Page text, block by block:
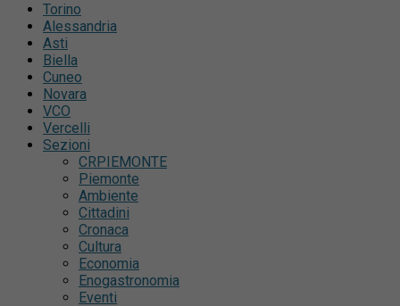
Torino
Alessandria
Asti
Biella
Cuneo
Novara
VCO
Vercelli
Sezioni
CRPIEMONTE
Piemonte
Ambiente
Cittadini
Cronaca
Cultura
Economia
Enogastronomia
Eventi